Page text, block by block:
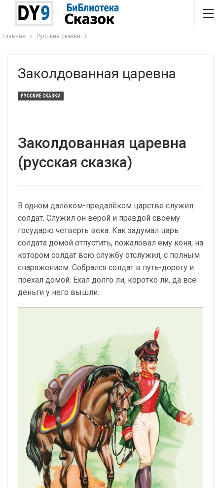
Главная Русские сказки
Заколдованная царевна
РУССКИЕ СКАЗКИ
Заколдованная царевна
(русская сказка)
В одном далёком-предалёком царстве служил
солдат. Служил он верой и правдой своему
государю четверть века. Как задумал царь
солдата домой отпустить, пожаловал ему коня, на
котором солдат всю службу отслужил, с полным
снаряжением. Собрался солдат в путь-дорогу и
поехал домой. Ехал долго ли, коротко ли, да все
деньги у него вышли.